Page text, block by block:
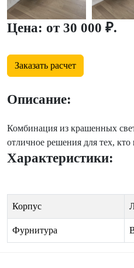
Цена: от 30 000 ₽.
Заказать расчет
Описание:
Комбинация из крашенных
отличное решения для тех,
Характеристики:
Корпус
Фурнитура